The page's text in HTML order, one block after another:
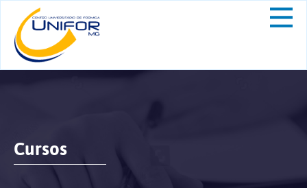
Cursos